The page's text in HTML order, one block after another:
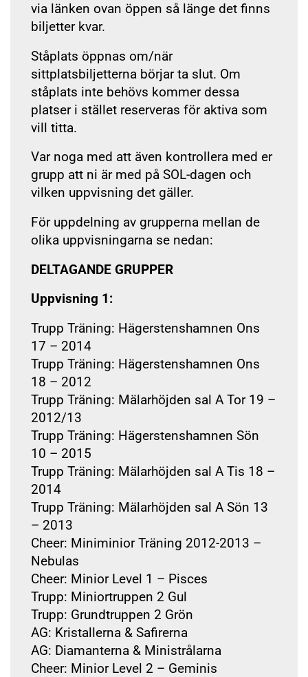
via länken ovan öppen så länge det finns
biljetter kvar.
Ståplats öppnas om/när
sittplatsbiljetterna börjar ta slut. Om
ståplats inte behövs kommer dessa
platser i stället reserveras för aktiva som
vill titta.
Var noga med att även kontrollera med er
grupp att ni är med på SOL-dagen och
vilken uppvisning det gäller.
För uppdelning av grupperna mellan de
olika uppvisningarna se nedan:
DELTAGANDE GRUPPER
Uppvisning 1:
Trupp Träning: Hägerstenshamnen Ons
17 – 2014
Trupp Träning: Hägerstenshamnen Ons
18 – 2012
Trupp Träning: Mälarhöjden sal A Tor 19 –
2012/13
Trupp Träning: Hägerstenshamnen Sön
10 – 2015
Trupp Träning: Mälarhöjden sal A Tis 18 –
2014
Trupp Träning: Mälarhöjden sal A Sön 13
– 2013
Cheer: Miniminior Träning 2012-2013 –
Nebulas
Cheer: Minior Level 1 – Pisces
Trupp: Miniortruppen 2 Gul
Trupp: Grundtruppen 2 Grön
AG: Kristallerna & Safirerna
AG: Diamanterna & Ministrålarna
Cheer: Minior Level 2 – Geminis